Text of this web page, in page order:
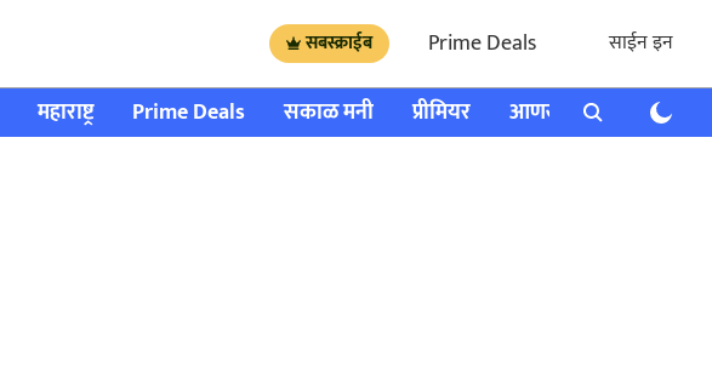
सबस्क्राईब Prime Deals साईन इन
महाराष्ट्र Prime Deals सकाळ मनी प्रीमियर आणखी राशी भविष्य